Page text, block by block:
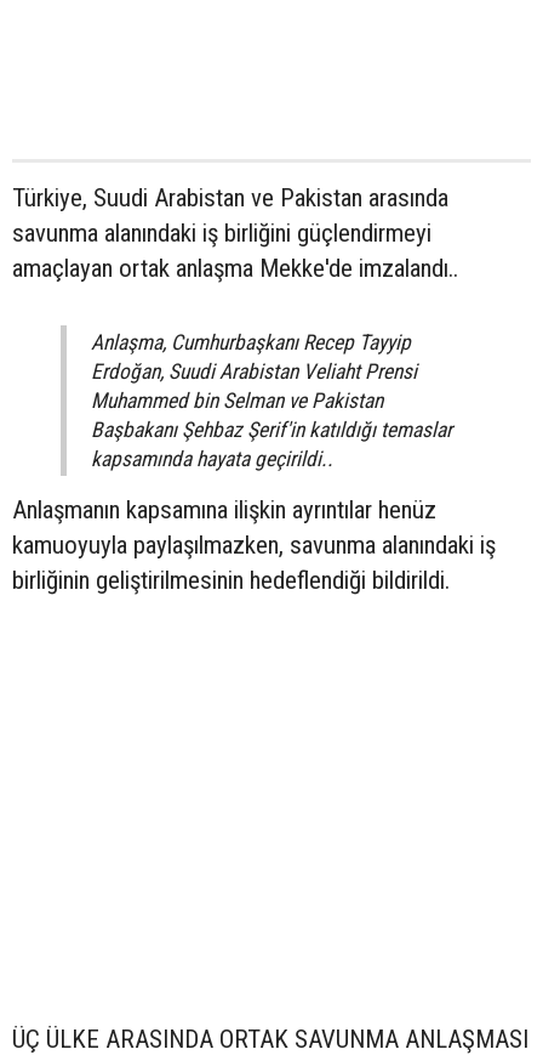
Türkiye, Suudi Arabistan ve Pakistan arasında
savunma alanındaki iş birliğini güçlendirmeyi
amaçlayan ortak anlaşma Mekke'de imzalandı..
Anlaşma, Cumhurbaşkanı Recep Tayyip
Erdoğan, Suudi Arabistan Veliaht Prensi
Muhammed bin Selman ve Pakistan
Başbakanı Şehbaz Şerif'in katıldığı temaslar
kapsamında hayata geçirildi..
Anlaşmanın kapsamına ilişkin ayrıntılar henüz
kamuoyuyla paylaşılmazken, savunma alanındaki iş
birliğinin geliştirilmesinin hedeflendiği bildirildi.
ÜÇ ÜLKE ARASINDA ORTAK SAVUNMA ANLAŞMASI